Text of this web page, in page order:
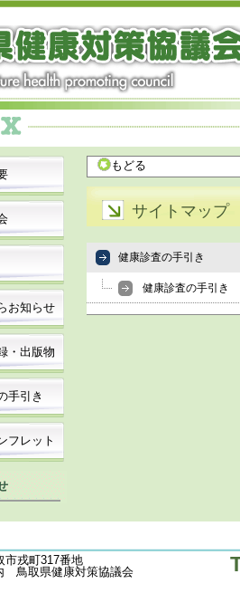
もどる
サイトマップ
健康診査の手引き
健康診査の手引き
お知らせ
・出版物
手引き
フレット
戎町317番地
鳥取県健康対策協議会